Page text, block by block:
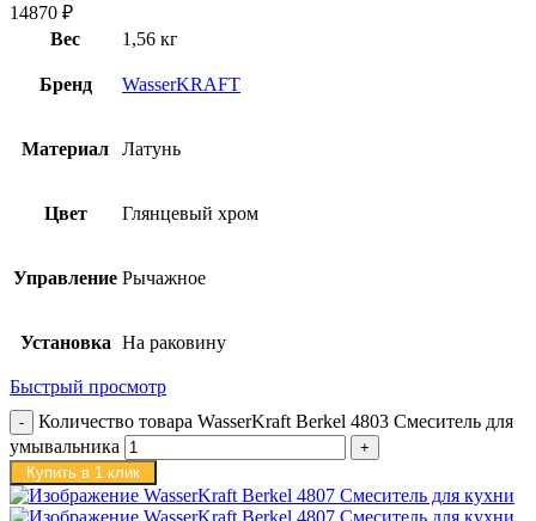
14870 ₽
Вес
1,56 кг
Бренд WasserKRAFT
Материал Латунь
Цвет Глянцевый хром
Управление Рычажное
Установка На раковину
Быстрый просмотр
Количество товара WasserKraft Berkel 4803 Смеситель для
умывальника
Купить в 1 клик